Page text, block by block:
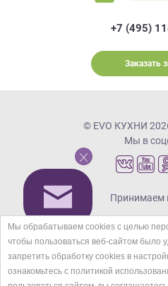
+7 (495)
Заказать
© EVO КУХНИ
Мы в
Принимаем
Кредиты и
Мы обрабатываем cookies с целью
чтобы пользоваться веб-сайтом было
запретить обработку сookies в
ознакомьтесь с политикой